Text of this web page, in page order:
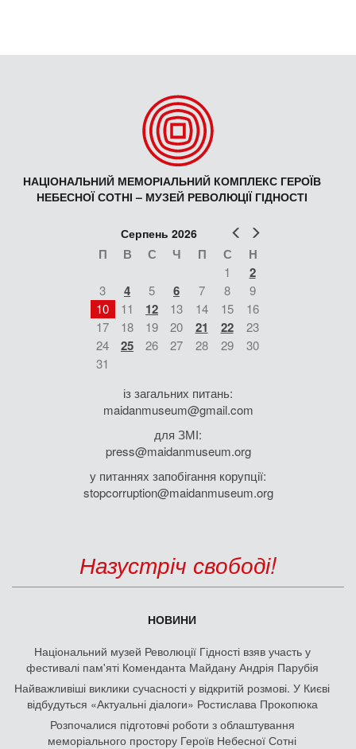
НАЦІОНАЛЬНИЙ МЕМОРІАЛЬНИЙ КОМПЛЕКС ГЕРОЇВ
НЕБЕСНОЇ СОТНІ – МУЗЕЙ РЕВОЛЮЦІЇ ГІДНОСТІ
Попер
Серпень 2026
П В С Ч П С Н
1 2
3 4 5 6 7 8
9
10
11 12 13 14 15
16
17
18 19 20 21 22
23
24
25 26 27 28 29
30
31
із загальних питань:
maidanmuseum@gmail.com
для ЗМІ:
press@maidanmuseum.org
у питаннях запобігання корупції:
stopcorruption@maidanmuseum.org
Назустріч свободі!
НОВИНИ
Національний музей Революції Гідності взяв участь у
фестивалі пам'яті Коменданта Майдану Андрія Парубія
Найважливіші виклики сучасності у відкритій розмові. У Києві
відбудуться «Актуальні діалоги» Ростислава Прокопюка
Розпочалися підготовчі роботи з облаштування
меморіального простору Героїв Небесної Сотні